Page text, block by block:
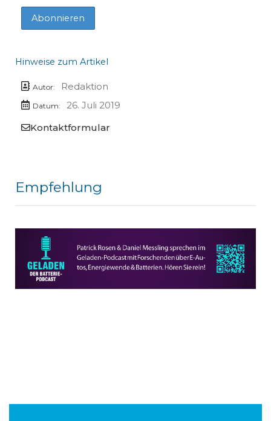
Hinweise zum Artikel
Autor: Redaktion
Datum:
26. Juli 2019
Kontaktformular
Empfehlung